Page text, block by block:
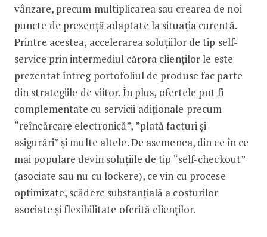
vânzare, precum multiplicarea sau crearea de noi
puncte de prezență adaptate la situația curentă.
Printre acestea, accelerarea soluțiilor de tip self-
service prin intermediul cărora clienților le este
prezentat întreg portofoliul de produse fac parte
din strategiile de viitor. În plus, ofertele pot fi
complementate cu servicii adiționale precum
“reîncărcare electronică”, ”plată facturi și
asigurări” și multe altele. De asemenea, din ce în ce
mai populare devin soluțiile de tip “self-checkout”
(asociate sau nu cu lockere), ce vin cu procese
optimizate, scădere substanțială a costurilor
asociate și flexibilitate oferită clienților.